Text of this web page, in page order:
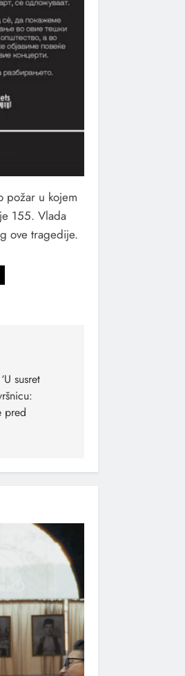
požar u kojem
155. Vlada
ove tragedije.
susret
pred